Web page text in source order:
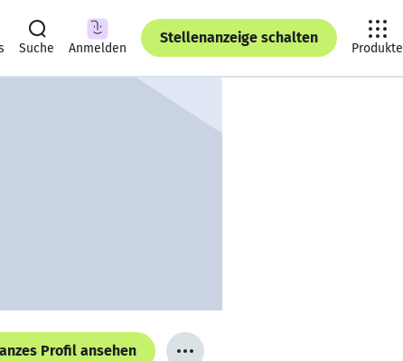
Suche Anmelden
Stellenanzeige schalten
Produkte
Profil ansehen